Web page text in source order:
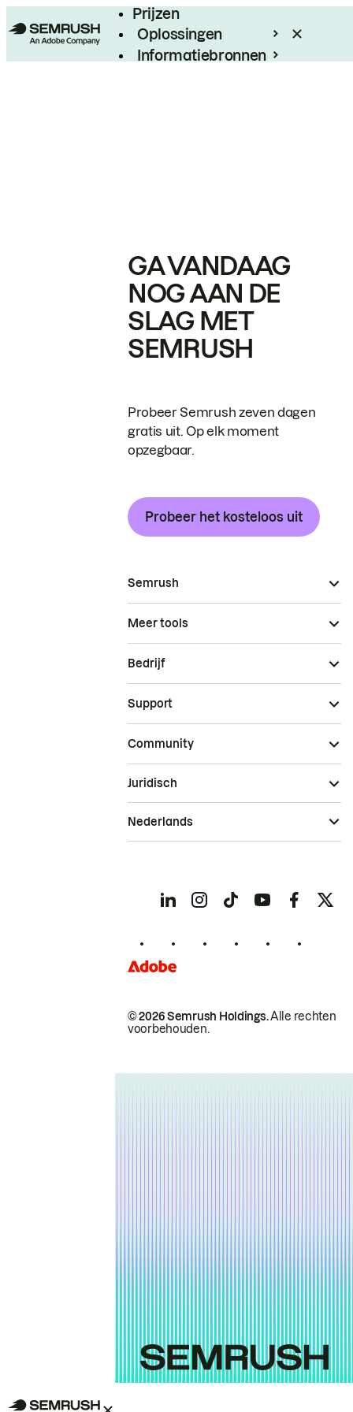
Prijzen
Oplossingen
Informatiebronnen
GA VANDAAG
NOG AAN DE
SLAG MET
SEMRUSH
Probeer Semrush zeven dagen
gratis uit. Op elk moment
opzegbaar.
Probeer het kosteloos uit
Semrush
Meer tools
Bedrijf
Support
Community
© 2026 Semrush Holdings.Alle rechten
voorbehouden.
Juridisch
Nederlands